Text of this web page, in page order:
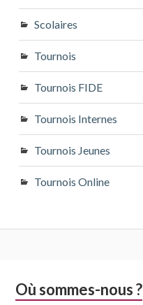
Scolaires
Tournois
Tournois FIDE
Tournois Internes
Tournois Jeunes
Tournois Online
Colonne
Où sommes-nous ?